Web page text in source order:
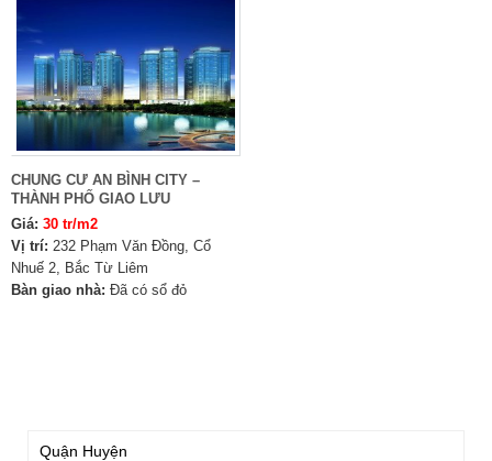
CHUNG CƯ AN BÌNH CITY –
THÀNH PHỐ GIAO LƯU
Giá: 30 tr/m2
Vị trí: 232 Phạm Văn Đồng, Cổ
Nhuế 2, Bắc Từ Liêm
Bàn giao nhà: Đã có sổ đỏ